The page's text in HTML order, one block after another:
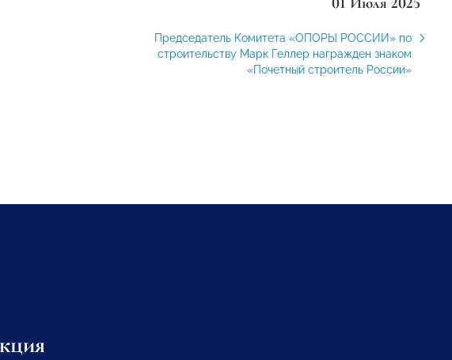
Председатель Комитета «ОПОРЫ РОССИИ» по
строительству Марк Геллер награжден знаком
«Почетный строитель России»